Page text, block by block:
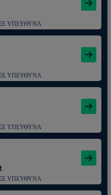
ΥΠΕΥΘΥΝΑ
ΥΠΕΥΘΥΝΑ
ΥΠΕΥΘΥΝΑ
ΥΠΕΥΘΥΝΑ